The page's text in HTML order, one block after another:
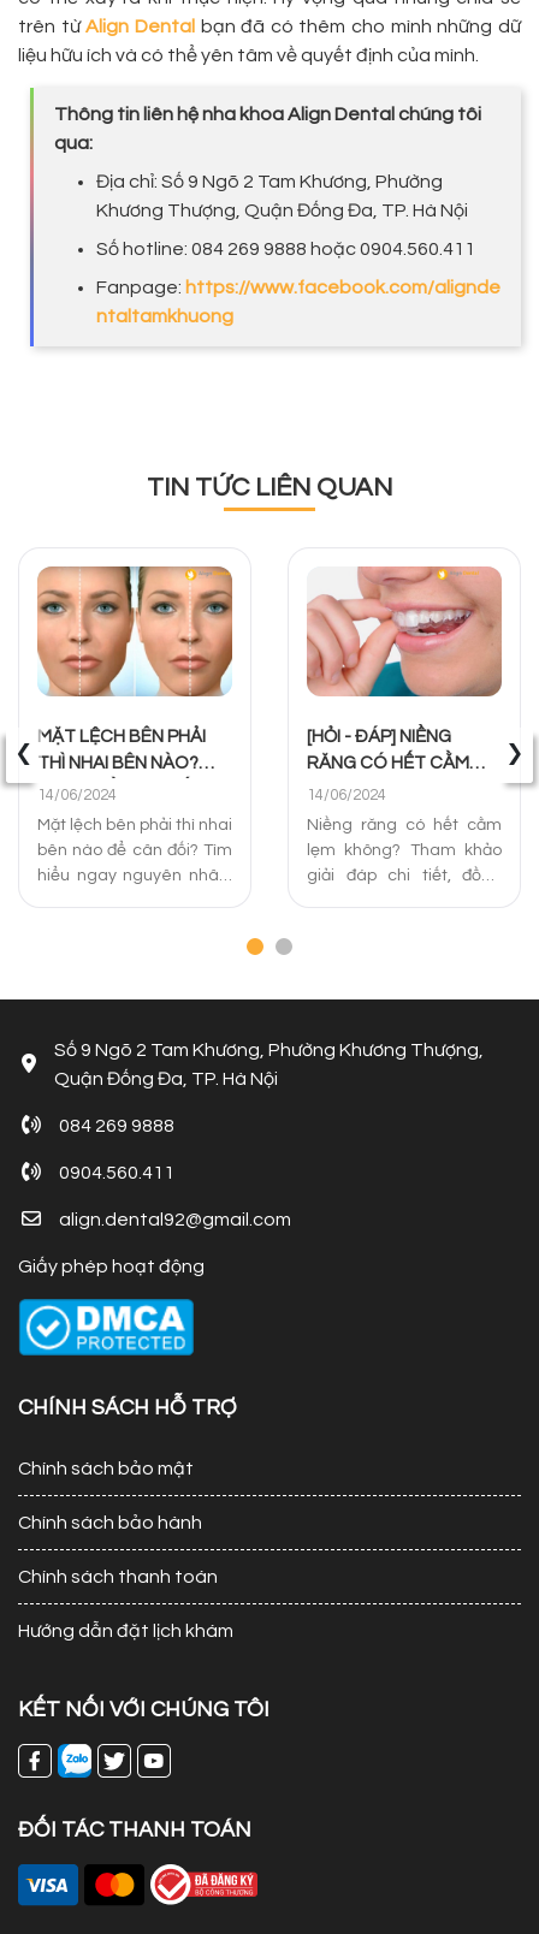
trên từAlign Dentalbạn đã có thêm cho mình những dữ
liệu hữu ích và có thể yên tâm về quyết định của mình.
Thông tin liên hệ nha khoa Align Dental chúng tôi
qua:
Địa chỉ: Số 9 Ngõ 2 Tam Khương, Phường
Khương Thượng, Quận Đống Đa, TP. Hà Nội
Số hotline: 084 269 9888 hoặc 0904.560.411
Fanpage: https://www.facebook.com/alignde
ntaltamkhuong
TIN TỨC LIÊN QUAN
MẶT LỆCH BÊN PHẢI
THÌ NHAI BÊN NÀO?
CÁCH ĐIỀU TRỊ TỐT
NHẤT
14/06/2024
Mặt lệch bên phải thì nhai
bên nào để cân đối? Tìm
hiểu ngay nguyên nhân,
[HỎI - ĐÁP] NIỀNG
RĂNG CÓ HẾT CẰM
LẸM KHÔNG? PHƯƠNG
PHÁP XỬ LÝ
14/06/2024
Niềng răng có hết cằm
lẹm không? Tham khảo
giải đáp chi tiết, đồng
‹ ›
Số 9 Ngõ 2 Tam Khương, Phường Khương Thượng,
Quận Đống Đa, TP. Hà Nội
084 269 9888
0904.560.411
align.dental92@gmail.com
Giấy phép hoạt động
CHÍNH SÁCH HỖ TRỢ
Chính sách bảo mật
Chính sách bảo hành
Chính sách thanh toán
Hướng dẫn đặt lịch khám
KẾT NỐI VỚI CHÚNG TÔI
ĐỐI TÁC THANH TOÁN